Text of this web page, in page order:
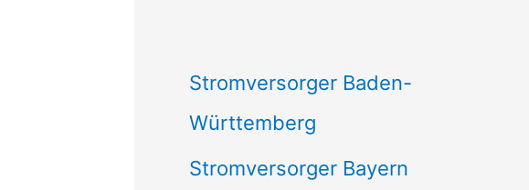
Stromversorger Baden-
Württemberg
Stromversorger Bayern